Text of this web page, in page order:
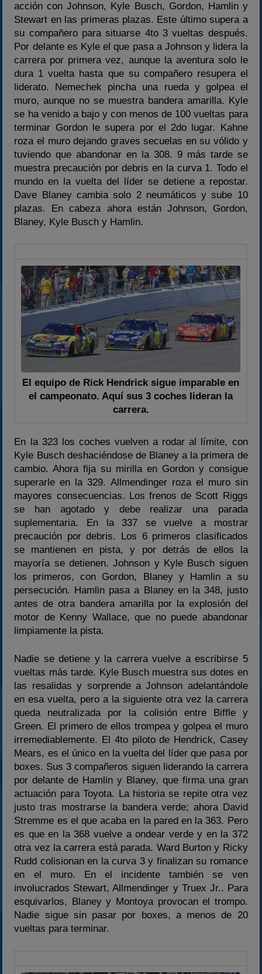
acción con Johnson, Kyle Busch, Gordon, Hamlin y
Stewart en las primeras plazas. Este último supera a
su compañero para situarse 4to 3 vueltas después.
Por delante es Kyle el que pasa a Johnson y lidera la
carrera por primera vez, aunque la aventura solo le
dura 1 vuelta hasta que su compañero resupera el
liderato. Nemechek pincha una rueda y golpea el
muro, aunque no se muestra bandera amarilla. Kyle
se ha venido a bajo y con menos de 100 vueltas para
terminar Gordon le supera por el 2do lugar. Kahne
roza el muro dejando graves secuelas en su vólido y
tuviendo que abandonar en la 308. 9 más tarde se
muestra precaución por debris en la curva 1. Todo el
mundo en la vuelta del líder se detiene a repostar.
Dave Blaney cambia solo 2 neumáticos y sube 10
plazas. En cabeza ahora están Johnson, Gordon,
Blaney, Kyle Busch y Hamlin.
El equipo de Rick Hendrick sigue imparable en
el campeonato. Aquí sus 3 coches lideran la
carrera.
En la 323 los coches vuelven a rodar al límite, con
Kyle Busch deshaciéndose de Blaney a la primera de
cambio. Ahora fija su mirilla en Gordon y consigue
superarle en la 329. Allmendinger roza el muro sin
mayores consecuencias. Los frenos de Scott Riggs
se han agotado y debe realizar una parada
suplementaria. En la 337 se vuelve a mostrar
precaución por debris. Los 6 primeros clasificados
se mantienen en pista, y por detrás de ellos la
mayoría se detienen. Johnson y Kyle Busch siguen
los primeros, con Gordon, Blaney y Hamlin a su
persecución. Hamlin pasa a Blaney en la 348, justo
antes de otra bandera amarilla por la explosión del
motor de Kenny Wallace, que no puede abandonar
limpiamente la pista.
Nadie se detiene y la carrera vuelve a escribirse 5
vueltas más tarde. Kyle Busch muestra sus dotes en
las resalidas y sorprende a Johnson adelantándole
en esa vuelta, pero a la siguiente otra vez la carrera
queda neutralizada por la colisión entre Biffle y
Green. El primero de ellos trompea y golpea el muro
irremediablemente. El 4to piloto de Hendrick, Casey
Mears, es el único en la vuelta del líder que pasa por
boxes. Sus 3 compañeros siguen liderando la carrera
por delante de Hamlin y Blaney, que firma una gran
actuación para Toyota. La historia se repite otra vez
justo tras mostrarse la bandera verde; ahora David
Stremme es el que acaba en la pared en la 363. Pero
es que en la 368 vuelve a ondear verde y en la 372
otra vez la carrera está parada. Ward Burton y Ricky
Rudd colisionan en la curva 3 y finalizan su romance
en el muro. En el incidente también se ven
involucrados Stewart, Allmendinger y Truex Jr.. Para
esquivarlos, Blaney y Montoya provocan el trompo.
Nadie sigue sin pasar por boxes, a menos de 20
vueltas para terminar.